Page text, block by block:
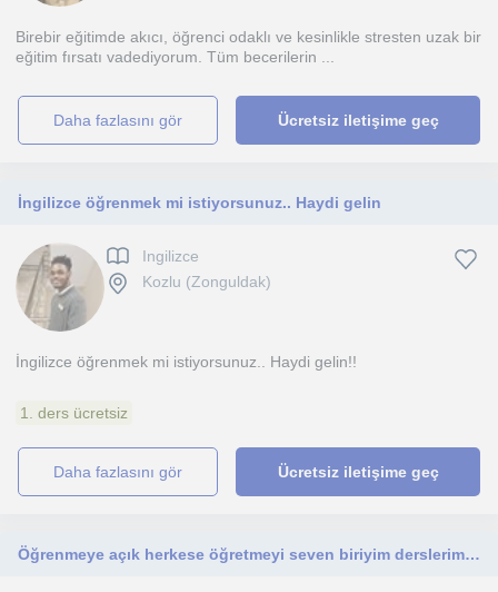
Birebir eğitimde akıcı, öğrenci odaklı ve kesinlikle stresten uzak bir
eğitim fırsatı vadediyorum. Tüm becerilerin ...
daha fazlasını gör Ücretsiz iletişime geç
İngilizce öğrenmek mi istiyorsunuz.. Haydi gelin
Ingilizce
Kozlu (Zonguldak)
İngilizce öğrenmek mi istiyorsunuz.. Haydi gelin!!
1. ders ücretsiz
daha fazlasını gör Ücretsiz iletişime geç
Öğrenmeye açık herkese öğretmeyi seven biriyim derslerimi c1 seviyesine kadar herkese verebilirim